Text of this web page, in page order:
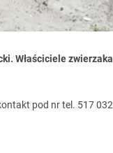
Właściciele zwierzaka
pod nr tel. 517 032